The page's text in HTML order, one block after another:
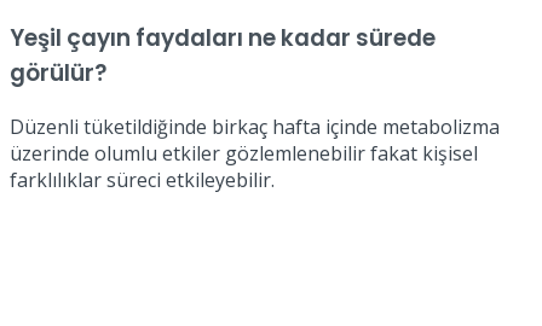
Yeşil çayın faydaları ne kadar sürede
görülür?
Düzenli tüketildiğinde birkaç hafta içinde metabolizma
üzerinde olumlu etkiler gözlemlenebilir fakat kişisel
farklılıklar süreci etkileyebilir.